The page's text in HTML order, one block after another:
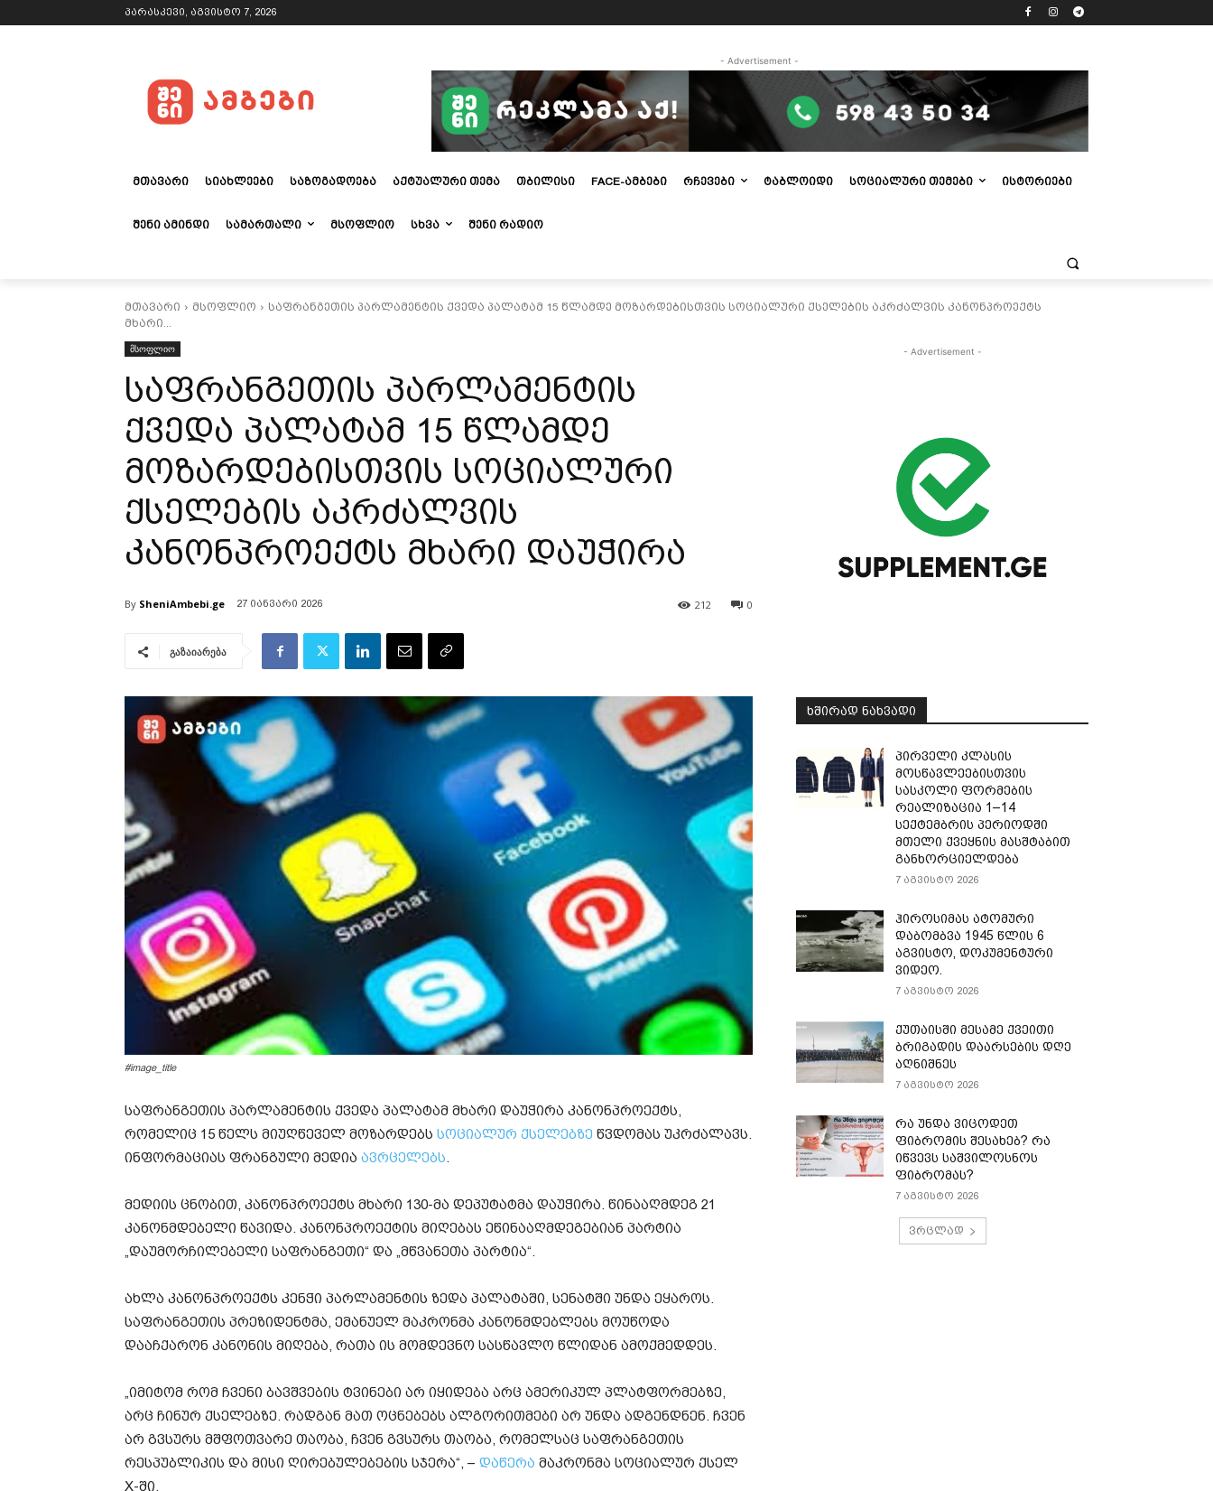
პარასკევი, აგვისტო 7, 2026
- Advertisement -
ᲛᲗᲐᲕᲐᲠᲘ ᲡᲘᲐᲮᲚᲔᲔᲑᲘ ᲡᲐᲖᲝᲒᲐᲓᲝᲔᲑᲐ ᲐᲥᲢᲣᲐᲚᲣᲠᲘ ᲗᲔᲛᲐ ᲗᲑᲘᲚᲘᲡᲘ FACE-ᲐᲛᲑᲔᲑᲘ ᲠᲩᲔᲕᲔᲑᲘ ᲢᲐᲑᲚᲝᲘᲓᲘ ᲡᲝᲪᲘᲐᲚᲣᲠᲘ ᲗᲔᲛᲔᲑᲘ ᲘᲡᲢᲝᲠᲘᲔᲑᲘ
ᲨᲔᲜᲘ ᲐᲛᲘᲜᲓᲘ ᲡᲐᲛᲐᲠᲗᲐᲚᲘ ᲛᲡᲝᲤᲚᲘᲝ ᲡᲮᲕᲐ ᲨᲔᲜᲘ ᲠᲐᲓᲘᲝ
მთავარი მსოფლიო
საფრანგეთის პარლამენტის ქვედა პალატამ 15 წლამდე მოზარდებისთვის სოციალური ქსელების აკრძალვის კანონპროექტს
მხარი...
მსოფლიო
საფრანგეთის პარლამენტის
ქვედა პალატამ 15 წლამდე
მოზარდებისთვის სოციალური
ქსელების აკრძალვის
კანონპროექტს მხარი დაუჭირა
By SheniAmbebi.ge 27 იანვარი 2026 0
212
გაზაიარება
#image_title
საფრანგეთის პარლამენტის ქვედა პალატამ მხარი დაუჭირა კანონპროექტს,
რომელიც 15 წელს მიუღწეველ მოზარდებს სოციალურ ქსელებზე წვდომას უკრძალავს.
ინფორმაციას ფრანგული მედია ავრცელებს.
მედიის ცნობით, კანონპროექტს მხარი 130-მა დეპუტატმა დაუჭირა. წინააღმდეგ 21
კანონმდებელი წავიდა. კანონპროექტის მიღებას ეწინააღმდეგებიან პარტია
„დაუმორჩილებელი საფრანგეთი“ და „მწვანეთა პარტია“.
ახლა კანონპროექტს კენჭი პარლამენტის ზედა პალატაში, სენატში უნდა ეყაროს.
საფრანგეთის პრეზიდენტმა, ემანუელ მაკრონმა კანონმდებლებს მოუწოდა
დააჩქარონ კანონის მიღება, რათა ის მომდევნო სასწავლო წლიდან ამოქმედდეს.
„იმიტომ რომ ჩვენი ბავშვების ტვინები არ იყიდება არც ამერიკულ პლატფორმებზე,
არც ჩინურ ქსელებზე. რადგან მათ ოცნებებს ალგორითმები არ უნდა ადგენდნენ. ჩვენ
არ გვსურს მშფოთვარე თაობა, ჩვენ გვსურს თაობა, რომელსაც საფრანგეთის
რესპუბლიკის და მისი ღირებულებების სჯერა“, – დაწერა მაკრონმა სოციალურ ქსელ
X-ში.
- Advertisement -
ᲮᲨᲘᲠᲐᲓ ᲜᲐᲮᲕᲐᲓᲘ
პირველი კლასის
მოსწავლეებისთვის
სასკოლი ფორმების
რეალიზაცია 1–14
სექტემბრის პერიოდში
მთელი ქვეყნის მასშტაბით
განხორციელდება
7 აგვისტო 2026
ჰიროსიმას ატომური
დაბომბვა 1945 წლის 6
აგვისტო, დოკუმენტური
ვიდეო.
7 აგვისტო 2026
ქუთაისში მესამე ქვეითი
ბრიგადის დაარსების დღე
აღნიშნეს
7 აგვისტო 2026
რა უნდა ვიცოდეთ
ფიბრომის შესახებ? რა
იწვევს საშვილოსნოს
ფიბრომას?
7 აგვისტო 2026
ვრცლად